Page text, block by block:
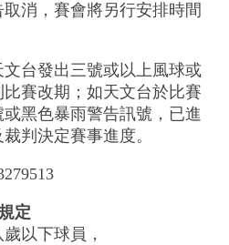
消，賽會將另行安排時間
台發出三號或以上風球或
賽改期；如天文台於比賽
黑色暴雨警告訊號，已進
判決定賽事進度。
定
以下球員，